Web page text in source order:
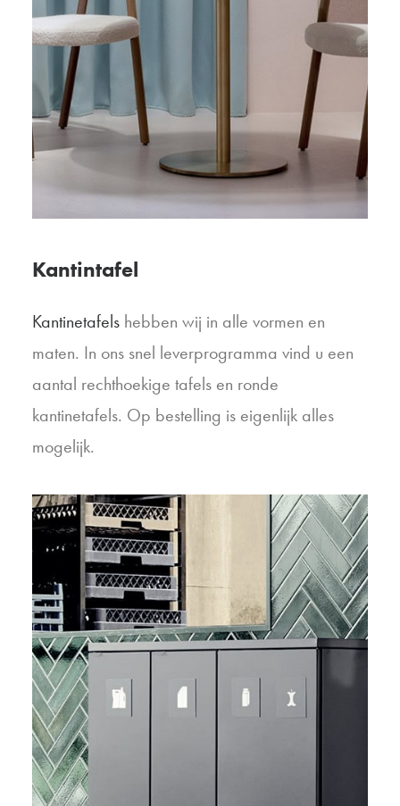
Kantintafel
Kantinetafels hebben wij in alle vormen en
maten. In ons snel leverprogramma vind u een
aantal rechthoekige tafels en ronde
kantinetafels. Op bestelling is eigenlijk alles
mogelijk.